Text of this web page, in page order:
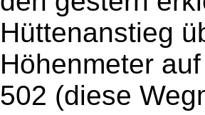
Hüttenanstieg
Höhenmeter
502 (diese